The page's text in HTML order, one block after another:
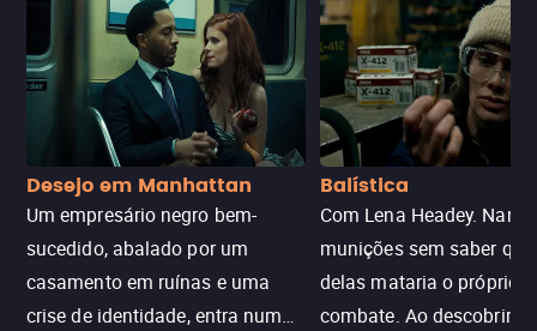
Desejo em Manhattan
Um empresário negro bem-
sucedido, abalado por um
casamento em ruínas e uma
crise de identidade, entra num
Balística
Com Lena Headey.
munições sem saber
delas mataria o próprio
combate. Ao descobrir a